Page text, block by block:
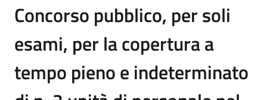
Concorso pubblico, per soli
esami, per la copertura a
tempo pieno e indeterminato